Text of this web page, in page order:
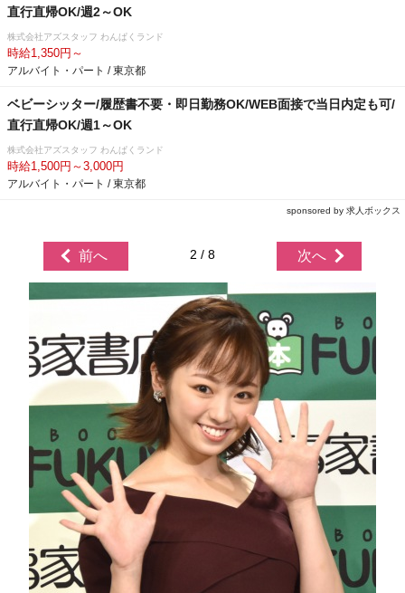
直行直帰OK/週2～OK
株式会社アズスタッフ わんぱくランド
時給1,350円～
アルバイト・パート / 東京都
ベビーシッター/履歴書不要・即日勤務OK/WEB面接で当日内定も可/
直行直帰OK/週1～OK
株式会社アズスタッフ わんぱくランド
時給1,500円～3,000円
アルバイト・パート / 東京都
sponsored by 求人ボックス
前へ 2 / 8 次へ